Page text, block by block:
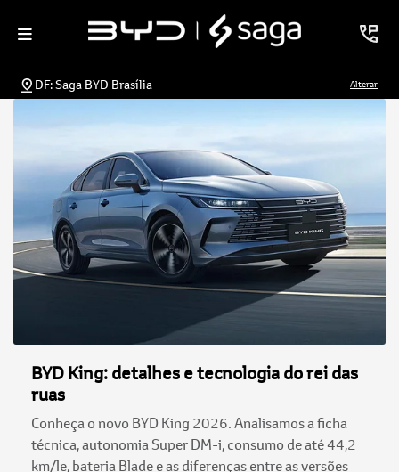
DF: Saga BYD Brasília Alterar
BYD King: detalhes e tecnologia do rei das
ruas
Conheça o novo BYD King 2026. Analisamos a ficha
técnica, autonomia Super DM-i, consumo de até 44,2
km/le, bateria Blade e as diferenças entre as versões